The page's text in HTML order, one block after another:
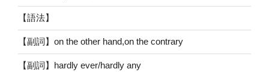
【語法】
【副詞】on the other hand,on the contrary
【副詞】hardly ever/hardly any